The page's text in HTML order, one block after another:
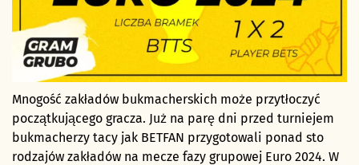
Mnogość zakładów bukmacherskich może przytłoczyć
początkującego gracza. Już na parę dni przed turniejem
bukmacherzy tacy jak BETFAN przygotowali ponad sto
rodzajów zakładów na mecze fazy grupowej Euro 2024. W